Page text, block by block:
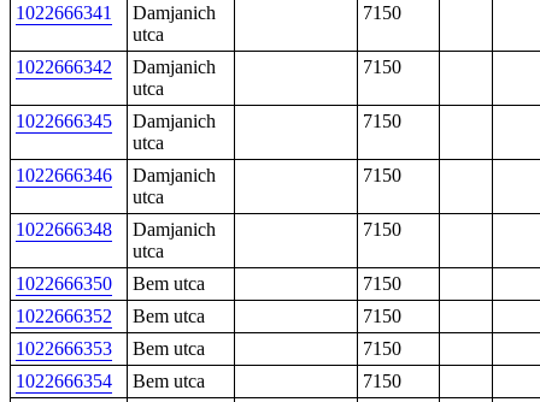
1022666341
Damjanich
utca
7150
1022666342
Damjanich
utca
7150
1022666345
Damjanich
utca
7150
1022666346
Damjanich
utca
7150
1022666348
Damjanich
utca
7150
1022666350 Bem utca
7150
1022666352
Bem utca
7150
1022666353
Bem utca
7150
1022666354
Bem utca
7150